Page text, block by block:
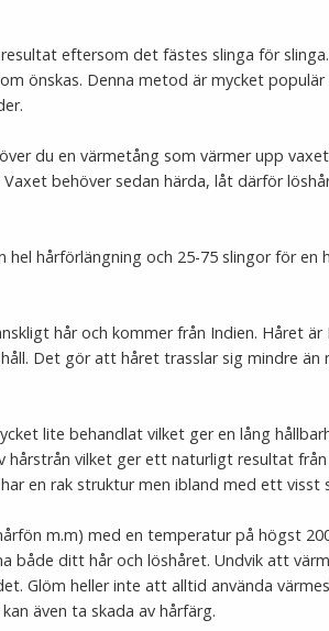
eftersom det fästes slinga för
önskas. Denna metod är mycket
du en värmetång som värmer upp
behöver sedan härda, låt därför
hårförlängning och 25-75 slingor för en
hår och kommer från Indien. Håret är
Det gör att håret trasslar sig mindre än
lite behandlat vilket ger en lång
hårstrån vilket ger ett naturligt resultat
en rak struktur men ibland med ett visst
m.m) med en temperatur på högst
både ditt hår och löshåret. Undvik att
Glöm heller inte att alltid använda
även ta skada av hårfärg.